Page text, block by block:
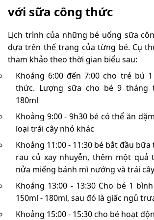
với sữa công thức
Lịch trình của những bé uống sữa
dựa trên thể trạng của từng bé. Cụ
tham khảo theo thời gian biểu sau:
Khoảng 6:00 đến 7:00 cho trẻ bú
thức. Lượng sữa cho bé 9 tháng
180ml
Khoảng 9:00 - 9h30 bé có thể ăn
loại trái cây nhỏ khác
Khoảng 11:00 - 11:30 bé bắt đầu
rau củ xay nhuyễn, thêm một
nửa miếng bánh mì nướng và trái
Khoảng 13:00 - 13:30 Cho bé 1
150ml - 180ml, sau đó là giấc ngủ
Khoảng 15:00 - 15:30 cho bé hoạt